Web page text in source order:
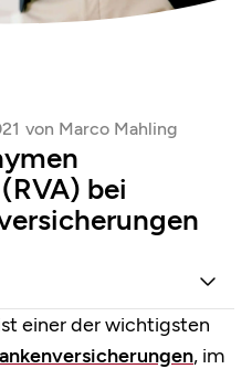
von Marco Mahling
bei
einer der wichtigsten
, im